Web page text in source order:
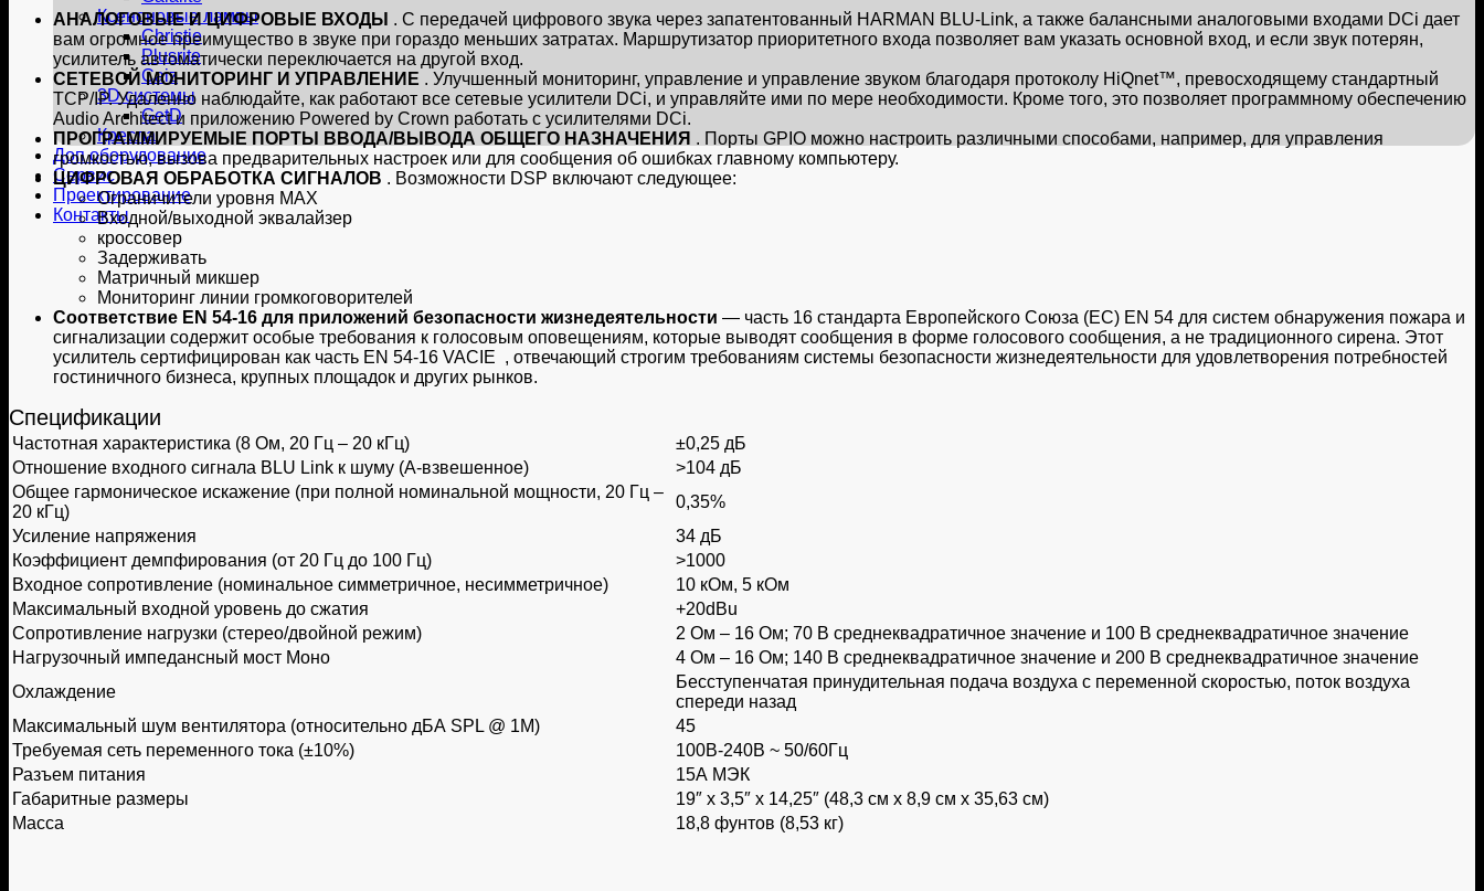
Ксеноновые лампы
Christie
Plusrite
Caiz
3D системы
GetD
Кресла
Доп оборудование
Сервис
Проектирование
Контакты
АНАЛОГОВЫЕ И ЦИФРОВЫЕ ВХОДЫ . С передачей цифрового звука через запатентованный HARMAN BLU-Link, а также балансными аналоговыми входами DCi дает
вам огромное преимущество в звуке при гораздо меньших затратах. Маршрутизатор приоритетного входа позволяет вам указать основной вход, и если звук потерян,
усилитель автоматически переключается на другой вход.
СЕТЕВОЙ МОНИТОРИНГ И УПРАВЛЕНИЕ . Улучшенный мониторинг, управление и управление звуком благодаря протоколу HiQnet™, превосходящему стандартный
TCP/IP. Удаленно наблюдайте, как работают все сетевые усилители DCi, и управляйте ими по мере необходимости. Кроме того, это позволяет программному обеспечению
Audio Architect и приложению Powered by Crown работать с усилителями DCi.
ПРОГРАММИРУЕМЫЕ ПОРТЫ ВВОДА/ВЫВОДА ОБЩЕГО НАЗНАЧЕНИЯ . Порты GPIO можно настроить различными способами, например, для управления
громкостью, вызова предварительных настроек или для сообщения об ошибках главному компьютеру.
ЦИФРОВАЯ ОБРАБОТКА СИГНАЛОВ . Возможности DSP включают следующее:
Ограничители уровня MAX
Входной/выходной эквалайзер
кроссовер
Задерживать
Матричный микшер
Мониторинг линии громкоговорителей
Соответствие EN 54-16 для приложений безопасности жизнедеятельности — часть 16 стандарта Европейского Союза (ЕС) EN 54 для систем обнаружения пожара и
сигнализации содержит особые требования к голосовым оповещениям, которые выводят сообщения в форме голосового сообщения, а не традиционного сирена. Этот
усилитель сертифицирован как часть EN 54-16 VACIE , отвечающий строгим требованиям системы безопасности жизнедеятельности для удовлетворения потребностей
гостиничного бизнеса, крупных площадок и других рынков.
Спецификации
Частотная характеристика (8 Ом, 20 Гц – 20 кГц)
±0,25 дБ
Отношение входного сигнала BLU Link к шуму (A-взвешенное)
>104 дБ
Общее гармоническое искажение (при полной номинальной мощности, 20 Гц –
20 кГц)
0,35%
Усиление напряжения
34 дБ
Коэффициент демпфирования (от 20 Гц до 100 Гц)
>1000
Входное сопротивление (номинальное симметричное, несимметричное)
10 кОм, 5 кОм
Максимальный входной уровень до сжатия
+20dBu
Сопротивление нагрузки (стерео/двойной режим)
2 Ом – 16 Ом; 70 В среднеквадратичное значение и 100 В среднеквадратичное значение
Нагрузочный импедансный мост Моно
4 Ом – 16 Ом; 140 В среднеквадратичное значение и 200 В среднеквадратичное значение
Охлаждение
Бесступенчатая принудительная подача воздуха с переменной скоростью, поток воздуха
спереди назад
Максимальный шум вентилятора (относительно дБА SPL @ 1M)
45
Требуемая сеть переменного тока (±10%)
100В-240В ~ 50/60Гц
Разъем питания
15А МЭК
Габаритные размеры
19″ х 3,5″ х 14,25″ (48,3 см х 8,9 см х 35,63 см)
Масса
18,8 фунтов (8,53 кг)